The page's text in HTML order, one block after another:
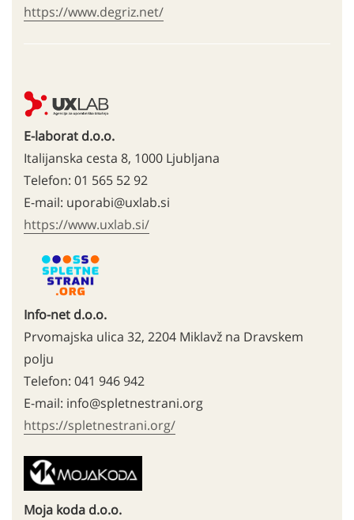
https://www.degriz.net/
E-laborat d.o.o.
Italijanska cesta 8, 1000 Ljubljana
Telefon: 01 565 52 92
E-mail: uporabi@uxlab.si
https://www.uxlab.si/
Info-net d.o.o.
Prvomajska ulica 32, 2204 Miklavž na Dravskem
polju
Telefon: 041 946 942
E-mail: info@spletnestrani.org
https://spletnestrani.org/
Moja koda d.o.o.